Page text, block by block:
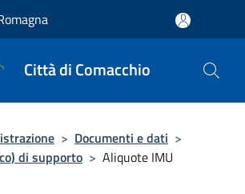
Città di Comacchio
> Documenti e dati >
di supporto > Aliquote IMU